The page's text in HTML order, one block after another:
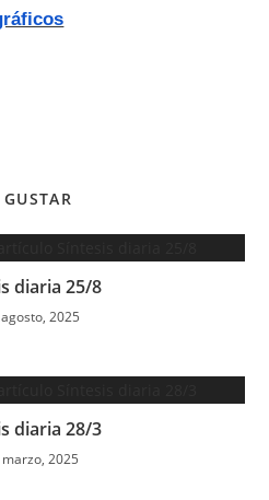
diaria 25/8
2025
diaria 28/3
2025